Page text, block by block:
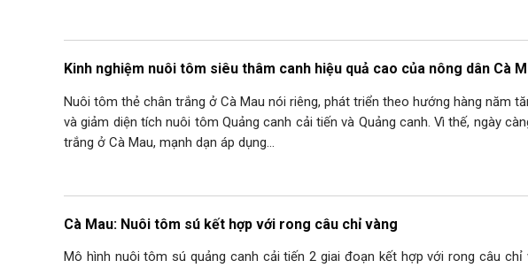
Kinh nghiệm nuôi tôm siêu thâm canh hiệu quả cao của nông dân Cà
Nuôi tôm thẻ chân trắng ở Cà Mau nói riêng, phát triển theo hướng hàng năm
và giảm diện tích nuôi tôm Quảng canh cải tiến và Quảng canh. Vì thế, ngày
trắng ở Cà Mau, mạnh dạn áp dụng…
Cà Mau: Nuôi tôm sú kết hợp với rong câu chỉ vàng
Mô hình nuôi tôm sú quảng canh cải tiến 2 giai đoạn kết hợp với rong câu